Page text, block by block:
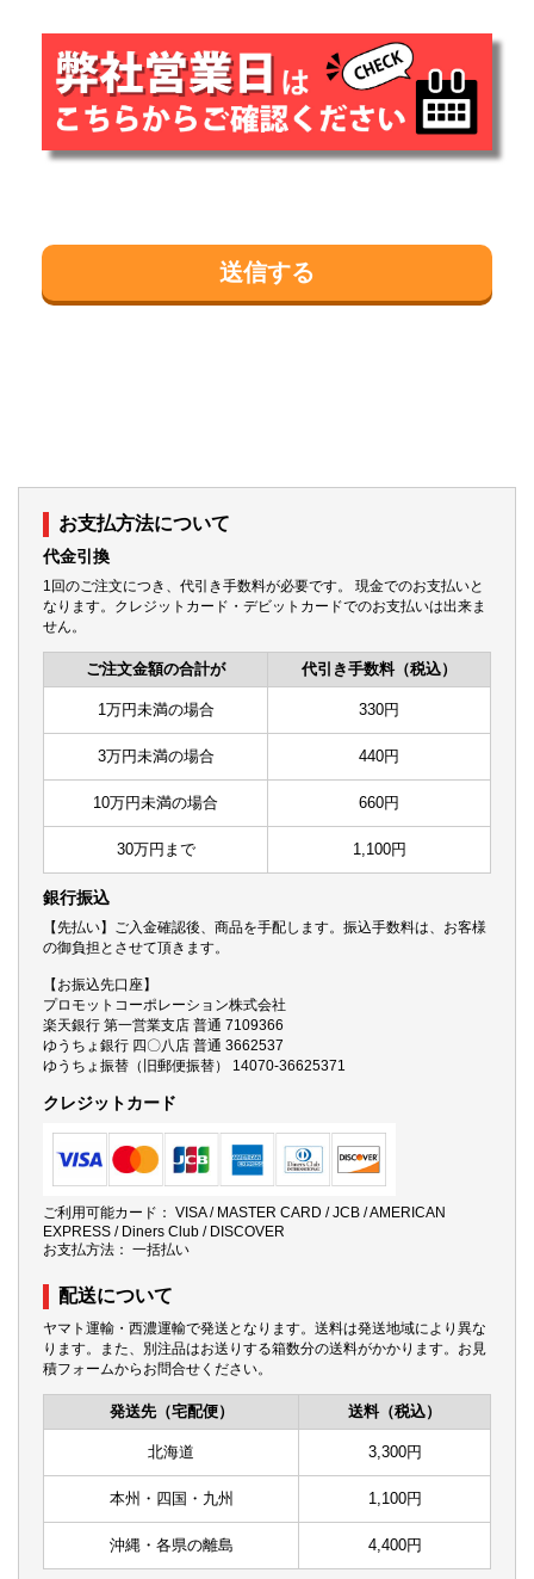
お支払方法について
代金引換
1回のご注文につき、代引き手数料が必要です。 現金でのお支払いと
なります。クレジットカード・デビットカードでのお支払いは出来ま
せん。
ご注文金額の合計が 代引き手数料（税込）
1万円未満の場合 330円
3万円未満の場合 440円
10万円未満の場合 660円
30万円まで 1,100円
銀行振込
【先払い】ご入金確認後、商品を手配します。振込手数料は、お客様
の御負担とさせて頂きます。
【お振込先口座】
プロモットコーポレーション株式会社
楽天銀行 第一営業支店 普通 7109366
ゆうちょ銀行 四〇八店 普通 3662537
ゆうちょ振替（旧郵便振替） 14070-36625371
クレジットカード
ご利用可能カード： VISA / MASTER CARD / JCB / AMERICAN
EXPRESS / Diners Club / DISCOVER
お支払方法： 一括払い
配送について
ヤマト運輸・西濃運輸で発送となります。送料は発送地域により異な
ります。また、別注品はお送りする箱数分の送料がかかります。お見
積フォームからお問合せください。
発送先（宅配便） 送料（税込）
北海道 3,300円
本州・四国・九州 1,100円
沖縄・各県の離島 4,400円